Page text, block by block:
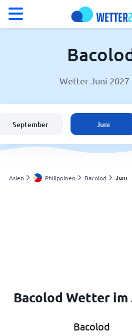
Wetter in Bacolod
Schweiz
Deutschland
Wetter Juni 2027
September Juni
Asien Philippinen Bacolod Juni
Bacolod Wetter im